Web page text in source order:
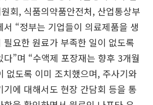
회, 식품의약품안전처, 산업통상부
서 “정부는 기업들이 의료제품을 생
필요한 원료가 부족한 일이 없도록
다”며 “수액제 포장재는 향후 3개월
없도록 이미 조치했으며, 주사기와
기에 대해서도 현장 간담회 등을 통